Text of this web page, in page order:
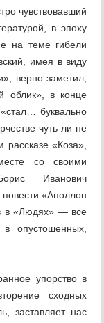
чувствовавший
в эпоху
на теме гибели
имея в виду
верно заметил,
облик», в конце
буквально
чуть ли не
«Коза»,
со своими
Иванович
«Аполлон
в «Людях» — все
опустошенных,
упорство в
сходных
заставляет нас